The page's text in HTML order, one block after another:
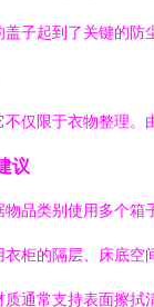
盖子起到了关键的
不仅限于衣物整理
议
物品类别使用多个
衣柜的隔层、床底
质通常支持表面擦